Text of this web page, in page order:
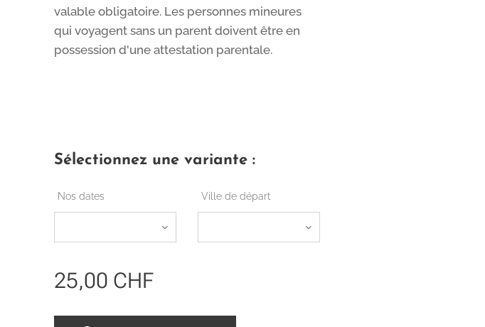
valable obligatoire. Les personnes mineures
qui voyagent sans un parent doivent être en
possession d'une attestation parentale.
Sélectionnez une variante :
Nos dates Ville de départ
25,00 CHF